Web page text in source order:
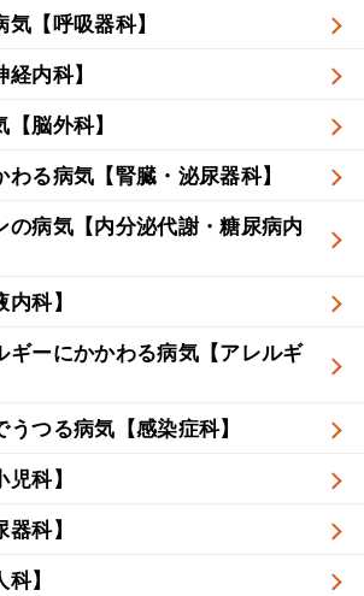
【呼吸器科】
内科】
脳外科】
る病気【腎臓・泌尿器科】
の病気【内分泌代謝・糖尿病内
科】
ギーにかかわる病気【アレルギ
つる病気【感染症科】
科】
科】
】